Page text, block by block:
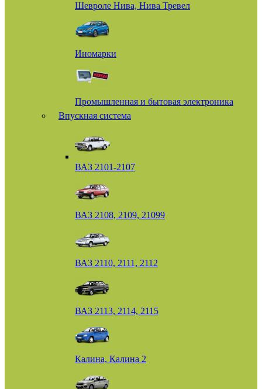
Шевроле Нива, Нива Тревел
Иномарки
Промышленная и бытовая электроника
Впускная система
ВАЗ 2101-2107
ВАЗ 2108, 2109, 21099
ВАЗ 2110, 2111, 2112
ВАЗ 2113, 2114, 2115
Калина, Калина 2